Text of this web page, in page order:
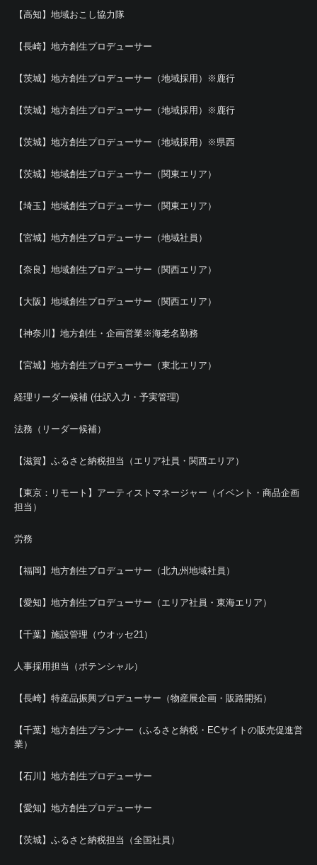
【高知】地域おこし協力隊
【長崎】地方創生プロデューサー
【茨城】地方創生プロデューサー（地域採用）※鹿行
【茨城】地方創生プロデューサー（地域採用）※鹿行
【茨城】地方創生プロデューサー（地域採用）※県西
【茨城】地域創生プロデューサー（関東エリア）
【埼玉】地域創生プロデューサー（関東エリア）
【宮城】地方創生プロデューサー（地域社員）
【奈良】地域創生プロデューサー（関西エリア）
【大阪】地域創生プロデューサー（関西エリア）
【神奈川】地方創生・企画営業※海老名勤務
【宮城】地方創生プロデューサー（東北エリア）
経理リーダー候補 (仕訳入力・予実管理)
法務（リーダー候補）
【滋賀】ふるさと納税担当（エリア社員・関西エリア）
【東京：リモート】アーティストマネージャー（イベント・商品企画
担当）
労務
【福岡】地方創生プロデューサー（北九州地域社員）
【愛知】地方創生プロデューサー（エリア社員・東海エリア）
【千葉】施設管理（ウオッセ21）
人事採用担当（ポテンシャル）
【長崎】特産品振興プロデューサー（物産展企画・販路開拓）
【千葉】地方創生プランナー（ふるさと納税・ECサイトの販売促進営
業）
【石川】地方創生プロデューサー
【愛知】地方創生プロデューサー
【茨城】ふるさと納税担当（全国社員）